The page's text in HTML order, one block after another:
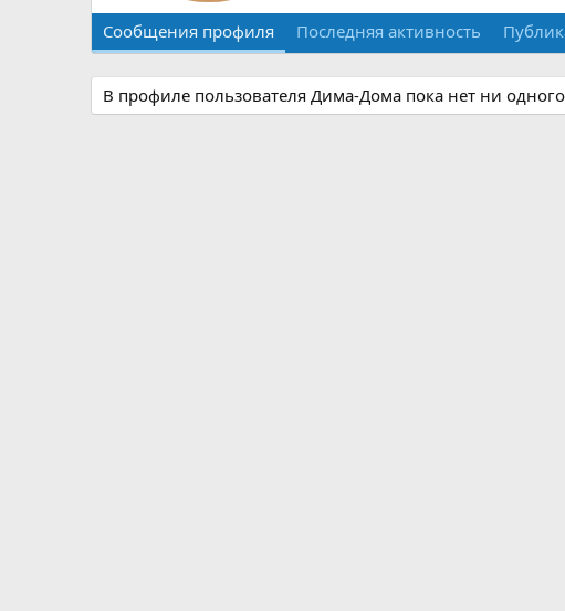
Сообщения профиля Последняя активность
В профиле пользователя Дима-Дома пока нет ни